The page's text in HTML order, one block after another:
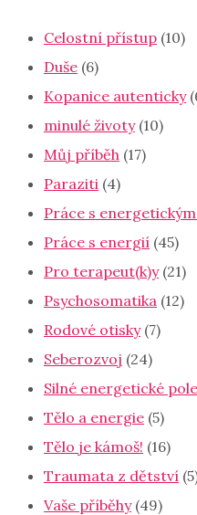
Celostní přístup (10)
Duše (6)
Kopanice autenticky
minulé životy(10)
Můj příběh (17)
Paraziti (4)
Práce s
Práce s energií (45)
Pro terapeut(k)y(21)
Psychosomatika (12)
Rodové otisky(7)
Seberozvoj (24)
Silné energetické pole
Tělo a energie (5)
Tělo je kámoš! (16)
Traumata z dětství
Vaše příběhy(49)